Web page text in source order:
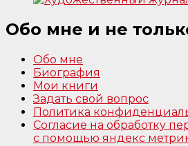
Обо мне и не
Обо мне
Биография
Мои книги
Задать свой вопрос
Политика
Согласие на обработку
с помощью яндекс